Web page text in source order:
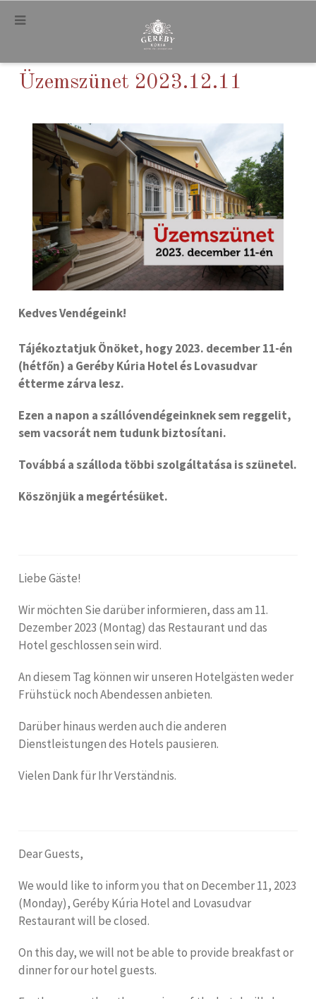
.
Üzemszünet 2023.12.11
Kedves Vendégeink!
Tájékoztatjuk Önöket, hogy 2023. december 11-én
(hétfőn) a Geréby Kúria Hotel és Lovasudvar
étterme zárva lesz.
Ezen a napon a szállóvendégeinknek sem reggelit,
sem vacsorát nem tudunk biztosítani.
Továbbá a szálloda többi szolgáltatása is szünetel.
Köszönjük a megértésüket.
Liebe Gäste!
Wir möchten Sie darüber informieren, dass am 11.
Dezember 2023 (Montag) das Restaurant und das
Hotel geschlossen sein wird.
An diesem Tag können wir unseren Hotelgästen weder
Frühstück noch Abendessen anbieten.
Darüber hinaus werden auch die anderen
Dienstleistungen des Hotels pausieren.
Vielen Dank für Ihr Verständnis.
Dear Guests,
We would like to inform you that on December 11, 2023
(Monday), Geréby Kúria Hotel and Lovasudvar
Restaurant will be closed.
On this day, we will not be able to provide breakfast or
dinner for our hotel guests.